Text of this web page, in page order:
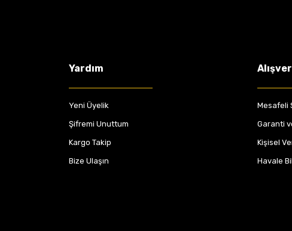
Yardım
Yeni Üyelik
Şifremi Unuttum
Kargo Takip
Bize Ulaşın
Mesafeli
Garanti
Kişisel
Havale